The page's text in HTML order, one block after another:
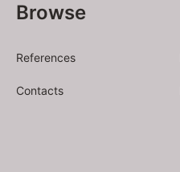
Browse
References
Contacts